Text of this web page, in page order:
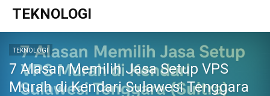
TEKNOLOGI
TEKNOLOGI
7 Alasan Memilih Jasa Setup VPS
Murah di Kendari Sulawesi Tenggara